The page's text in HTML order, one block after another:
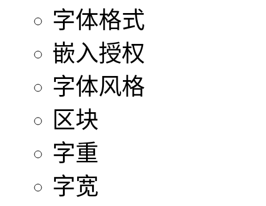
字体格式
嵌入授权
字体风格
区块
字重
字宽